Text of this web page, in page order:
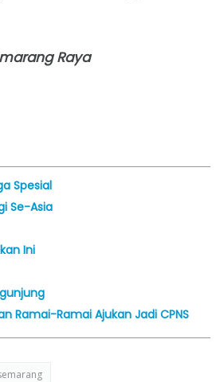
Raya
Spesial
Se-Asia
Ini
Ramai-Ramai Ajukan Jadi CPNS